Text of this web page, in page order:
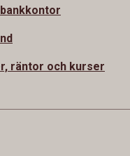
räntor och kurser